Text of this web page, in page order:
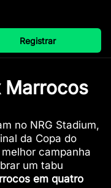
Registrar
Marrocos
no NRG Stadium,
da Copa do
campanha
um tabu
em quatro